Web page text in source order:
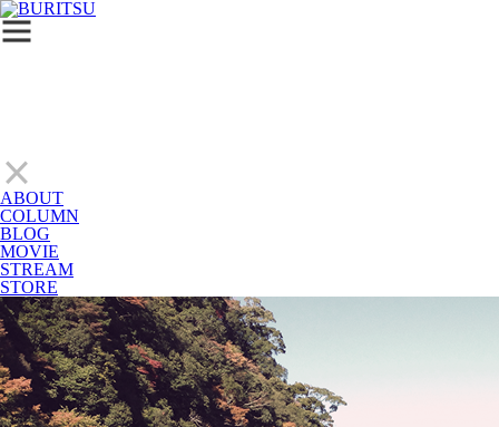
ABOUT
COLUMN
BLOG
MOVIE
STREAM
STORE